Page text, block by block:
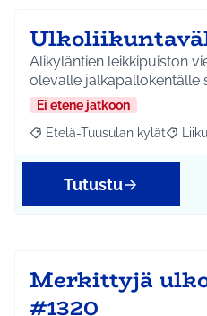
Alikyläntien leikkipuiston
olevalle jalkapallokentälle
Ei etene jatkoon
Rajaa tulokset aihepiirin
Etelä-Tuusulan kylät Rajaa
Tutustu
Merkittyjä
#1320